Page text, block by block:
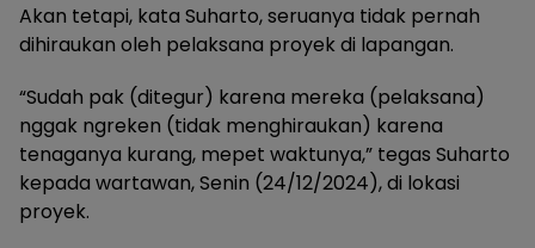
Akan tetapi, kata Suharto, seruanya tidak pernah
dihiraukan oleh pelaksana proyek di lapangan.
“Sudah pak (ditegur) karena mereka (pelaksana)
nggak ngreken (tidak menghiraukan) karena
tenaganya kurang, mepet waktunya,” tegas Suharto
kepada wartawan, Senin (24/12/2024), di lokasi
proyek.